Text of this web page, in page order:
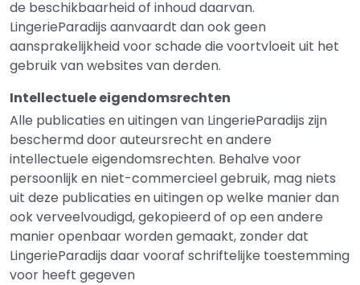
de beschikbaarheid of inhoud daarvan.
LingerieParadijs aanvaardt dan ook geen
aansprakelijkheid voor schade die voortvloeit uit het
gebruik van websites van derden.
Intellectuele eigendomsrechten
Alle publicaties en uitingen van LingerieParadijs zijn
beschermd door auteursrecht en andere
intellectuele eigendomsrechten. Behalve voor
persoonlijk en niet-commercieel gebruik, mag niets
uit deze publicaties en uitingen op welke manier dan
ook verveelvoudigd, gekopieerd of op een andere
manier openbaar worden gemaakt, zonder dat
LingerieParadijs daar vooraf schriftelijke toestemming
voor heeft gegeven